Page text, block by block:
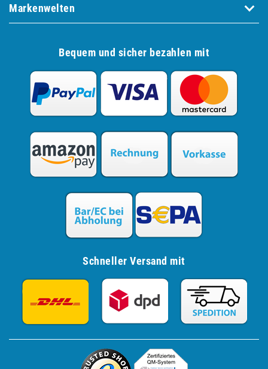
Markenwelten
Bequem und sicher bezahlen mit
Schneller Versand mit